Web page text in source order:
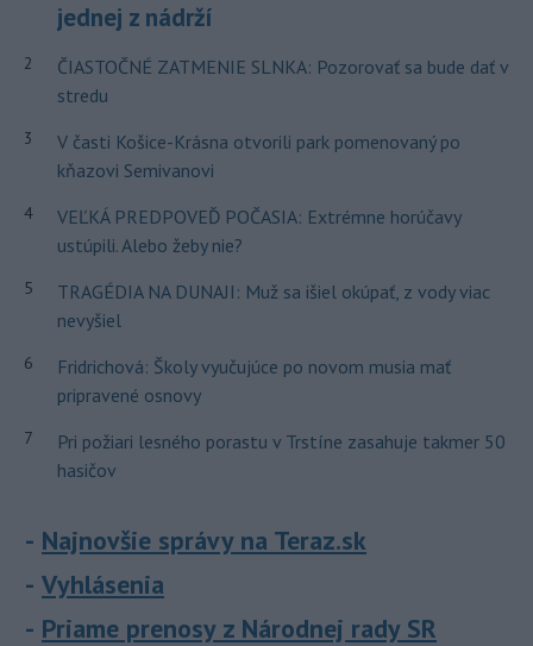
jednej z nádrží
2
ČIASTOČNÉ ZATMENIE SLNKA: Pozorovať sa bude dať v
stredu
3
V časti Košice-Krásna otvorili park pomenovaný po
kňazovi Semivanovi
4
VEĽKÁ PREDPOVEĎ POČASIA: Extrémne horúčavy
ustúpili. Alebo žeby nie?
5
TRAGÉDIA NA DUNAJI: Muž sa išiel okúpať, z vody viac
nevyšiel
6
Fridrichová: Školy vyučujúce po novom musia mať
pripravené osnovy
7
Pri požiari lesného porastu v Trstíne zasahuje takmer 50
hasičov
Najnovšie správy na Teraz.sk
Vyhlásenia
Priame prenosy z Národnej rady SR